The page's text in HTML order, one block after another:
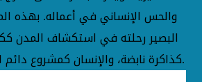
والحس الإنساني في أعماله. بهذه
البصير رحلته في استكشاف المدن
كذاكرة نابضة، والإنسان كمشروع دائم للدهشة والاكتشاف.